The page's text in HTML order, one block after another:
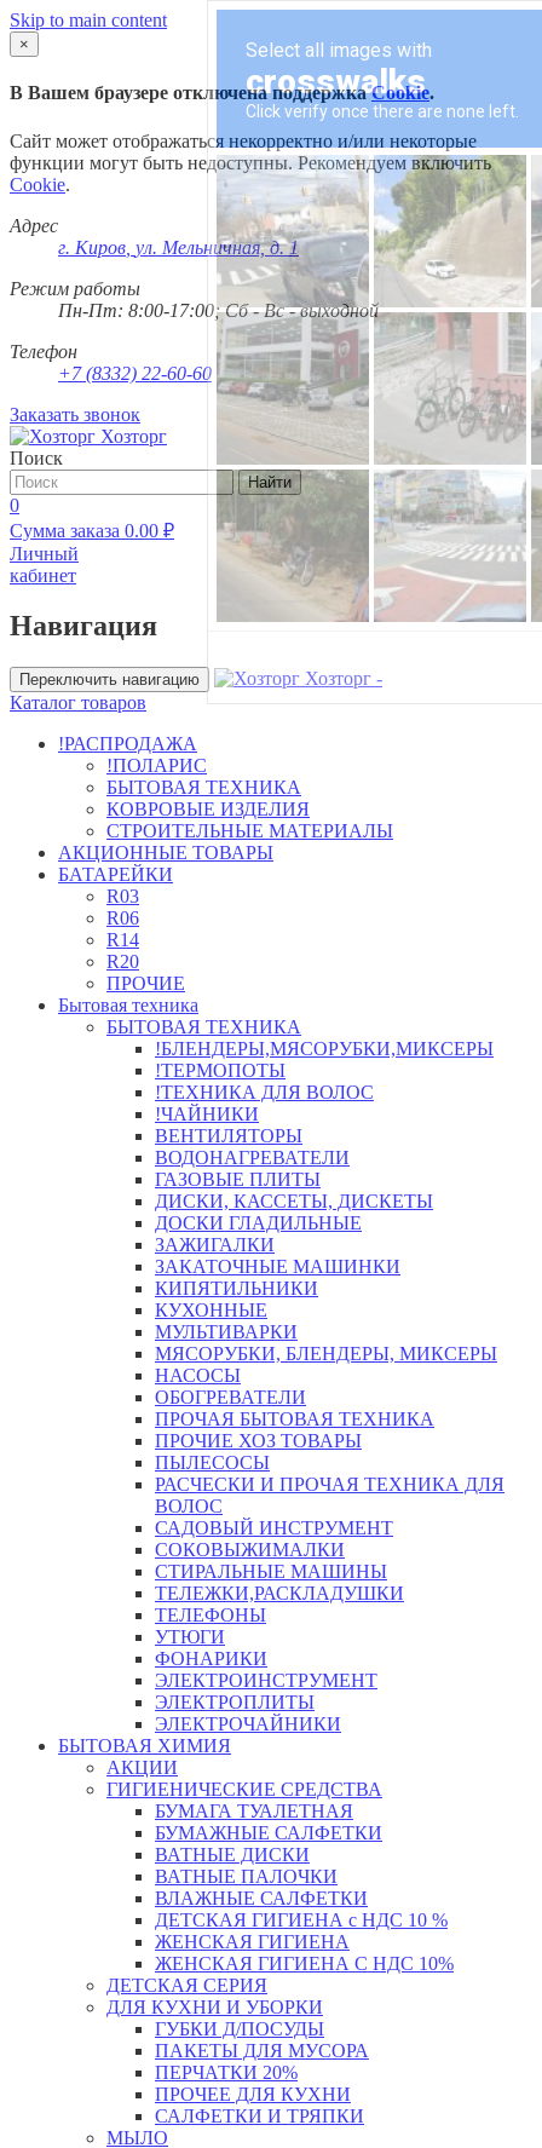
Skip to main content
×
В Вашем браузере отключена поддержкаCookie.
Сайт может отображаться некорректно и/или некоторые
функции могут быть недоступны. Рекомендуем включить
Cookie.
Адрес
г. Киров ул. Мельничная, д. 1
Режим работы
Пн-Пт: 8:00-17:00; Сб - Вс - выходной
Телефон
+7 (8332) 22-60-60
Заказать звонок
Хозторг
Поиск
Найти
0
Сумма заказа 0.00 ₽
Личный
кабинет
Навигация
Переключить навигацию
Хозторг -
Каталог товаров
!РАСПРОДАЖА
!ПОЛАРИС
БЫТОВАЯ ТЕХНИКА
КОВРОВЫЕ ИЗДЕЛИЯ
СТРОИТЕЛЬНЫЕ МАТЕРИАЛЫ
АКЦИОННЫЕ ТОВАРЫ
БАТАРЕЙКИ
R03
R06
R14
R20
ПРОЧИЕ
Бытовая техника
БЫТОВАЯ ТЕХНИКА
!БЛЕНДЕРЫ,МЯСОРУБКИ,МИКСЕРЫ
!ТЕРМОПОТЫ
!ТЕХНИКА ДЛЯ ВОЛОС
!ЧАЙНИКИ
ВЕНТИЛЯТОРЫ
ВОДОНАГРЕВАТЕЛИ
ГАЗОВЫЕ ПЛИТЫ
ДИСКИ, КАССЕТЫ, ДИСКЕТЫ
ДОСКИ ГЛАДИЛЬНЫЕ
ЗАЖИГАЛКИ
ЗАКАТОЧНЫЕ МАШИНКИ
КИПЯТИЛЬНИКИ
КУХОННЫЕ
МУЛЬТИВАРКИ
МЯСОРУБКИ, БЛЕНДЕРЫ, МИКСЕРЫ
НАСОСЫ
ОБОГРЕВАТЕЛИ
ПРОЧАЯ БЫТОВАЯ ТЕХНИКА
ПРОЧИЕ ХОЗ ТОВАРЫ
ПЫЛЕСОСЫ
РАСЧЕСКИ И ПРОЧАЯ ТЕХНИКА ДЛЯ
ВОЛОС
САДОВЫЙ ИНСТРУМЕНТ
СОКОВЫЖИМАЛКИ
СТИРАЛЬНЫЕ МАШИНЫ
ТЕЛЕЖКИ,РАСКЛАДУШКИ
ТЕЛЕФОНЫ
УТЮГИ
ФОНАРИКИ
ЭЛЕКТРОИНСТРУМЕНТ
ЭЛЕКТРОПЛИТЫ
ЭЛЕКТРОЧАЙНИКИ
БЫТОВАЯ ХИМИЯ
АКЦИИ
ГИГИЕНИЧЕСКИЕ СРЕДСТВА
БУМАГА ТУАЛЕТНАЯ
БУМАЖНЫЕ САЛФЕТКИ
ВАТНЫЕ ДИСКИ
ВАТНЫЕ ПАЛОЧКИ
ВЛАЖНЫЕ САЛФЕТКИ
ДЕТСКАЯ ГИГИЕНА с НДС 10 %
ЖЕНСКАЯ ГИГИЕНА
ЖЕНСКАЯ ГИГИЕНА С НДС 10%
ДЕТСКАЯ СЕРИЯ
ДЛЯ КУХНИ И УБОРКИ
ГУБКИ Д/ПОСУДЫ
ПАКЕТЫ ДЛЯ МУСОРА
ПЕРЧАТКИ 20%
ПРОЧЕЕ ДЛЯ КУХНИ
САЛФЕТКИ И ТРЯПКИ
МЫЛО